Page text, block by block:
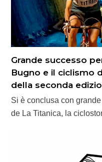
Grande successo
Bugno e il ciclismo
della seconda
Si è conclusa con
de La Titanica, la